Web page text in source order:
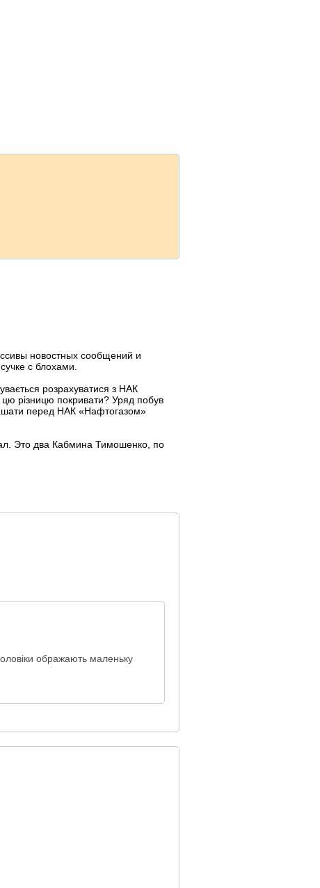
новостных сообщений и
с блохами.
розрахуватися з НАК
різницю покривати? Уряд побув
перед НАК «Нафтогазом»
Это два Кабмина Тимошенко, по
ображають маленьку